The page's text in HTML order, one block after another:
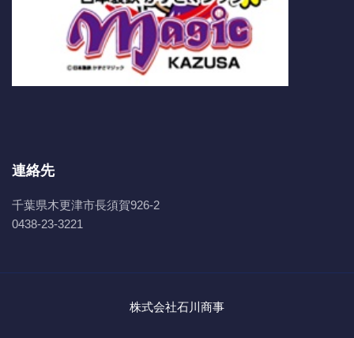
連絡先
千葉県木更津市長須賀926-2
0438-23-3221
株式会社石川商事